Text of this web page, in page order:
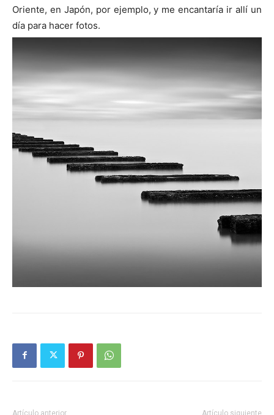
Oriente, en Japón, por ejemplo, y me encantaría ir allí un
día para hacer fotos.
Artículo anterior Artículo siguiente